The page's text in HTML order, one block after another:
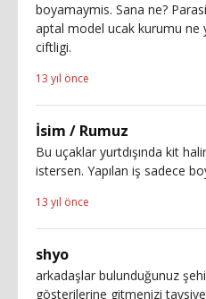
boyamaymis. Sana ne?
aptal model ucak kurumu ne
ciftligi.
13 yıl önce
İsim / Rumuz
Bu uçaklar yurtdışında kit
istersen. Yapılan iş sadece
13 yıl önce
shyo
arkadaşlar bulunduğunuz
gösterilerine gitmenizi